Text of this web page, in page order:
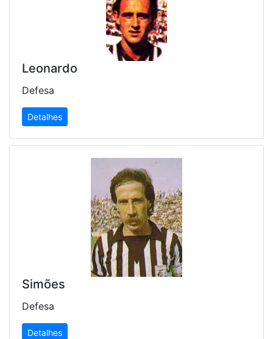
Leonardo
Defesa
Detalhes
Simões
Defesa
Detalhes